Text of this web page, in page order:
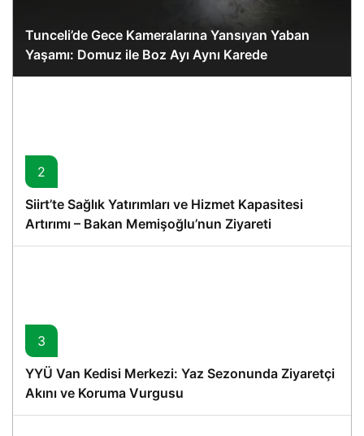
Tunceli’de Gece Kameralarına Yansıyan Yaban
Yaşamı: Domuz ile Boz Ayı Aynı Karede
2
Siirt’te Sağlık Yatırımları ve Hizmet Kapasitesi
Artırımı – Bakan Memişoğlu’nun Ziyareti
3
YYÜ Van Kedisi Merkezi: Yaz Sezonunda Ziyaretçi
Akını ve Koruma Vurgusu